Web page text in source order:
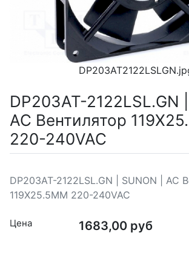
DP203AT-2122LSL.GN |
AC Вентилятор
220-240VAC
DP203AT-2122LSL.GN | SUNON | AC
119X25.5MM 220-240VAC
Цена 1683,00 руб